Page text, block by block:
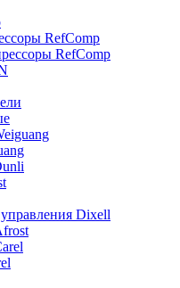
RefComp
RefComp
Dixell